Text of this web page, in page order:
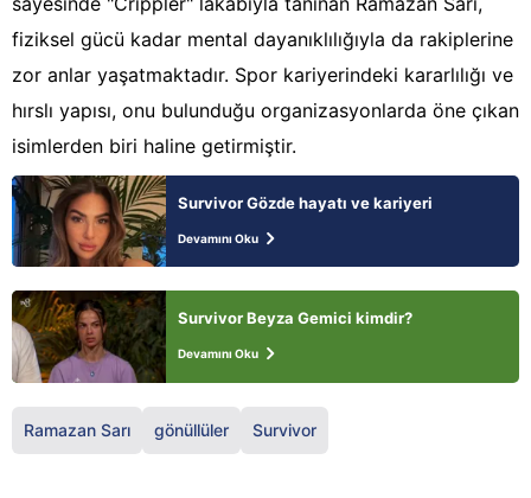
fiziksel gücü kadar mental dayanıklılığıyla da rakiplerine
zor anlar yaşatmaktadır. Spor kariyerindeki kararlılığı ve
hırslı yapısı, onu bulunduğu organizasyonlarda öne çıkan
isimlerden biri haline getirmiştir.
Survivor Gözde hayatı ve kariyeri
Devamını Oku
Survivor Beyza Gemici kimdir?
Devamını Oku
Ramazan Sarı gönüllüler Survivor